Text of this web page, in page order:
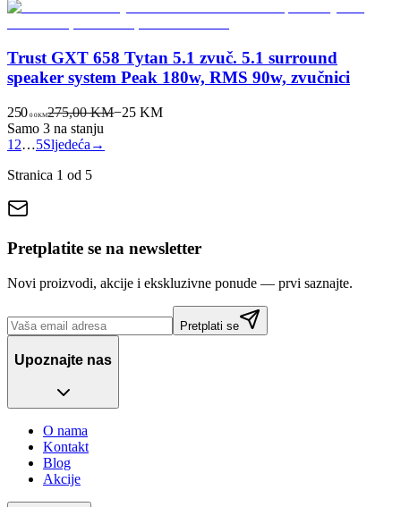
Trust GXT 658 Tytan 5.1 zvuč. 5.1 surround
speaker system Peak 180w, RMS 90w, zvučnici
250 00KM275,00 KM−25 KM
Samo 3 na stanju
1 2…5Sljedeća →
Stranica 1 od 5
Pretplatite se na newsletter
Novi proizvodi, akcije i ekskluzivne ponude — prvi saznajte.
Pretplati se
Upoznajte nas
O nama
Kontakt
Blog
Akcije